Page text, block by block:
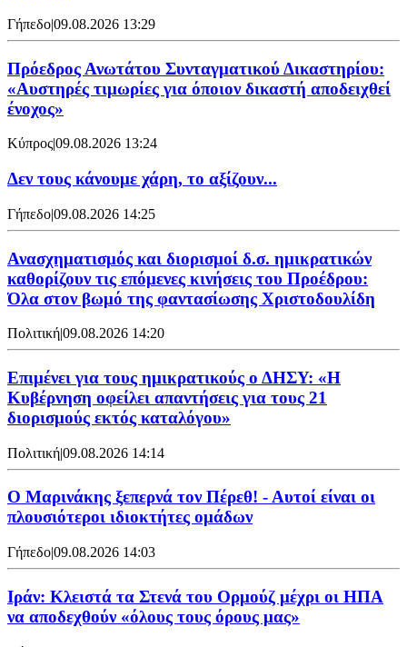
Γήπεδο|09.08.2026 13:29
Πρόεδρος Ανωτάτου Συνταγματικού Δικαστηρίου:
«Αυστηρές τιμωρίες για όποιον δικαστή αποδειχθεί
ένοχος»
Κύπρος|09.08.2026 13:24
Δεν τους κάνουμε χάρη, το αξίζουν...
Γήπεδο|09.08.2026 14:25
Ανασχηματισμός και διορισμοί δ.σ. ημικρατικών
καθορίζουν τις επόμενες κινήσεις του Προέδρου:
Όλα στον βωμό της φαντασίωσης Χριστοδουλίδη
Πολιτική|09.08.2026 14:20
Επιμένει για τους ημικρατικούς ο ΔΗΣΥ: «Η
Κυβέρνηση οφείλει απαντήσεις για τους 21
διορισμούς εκτός καταλόγου»
Πολιτική|09.08.2026 14:14
Ο Μαρινάκης ξεπερνά τον Πέρεθ! - Αυτοί είναι οι
πλουσιότεροι ιδιοκτήτες ομάδων
Γήπεδο|09.08.2026 14:03
Ιράν: Κλειστά τα Στενά του Ορμούζ μέχρι οι ΗΠΑ
να αποδεχθούν «όλους τους όρους μας»